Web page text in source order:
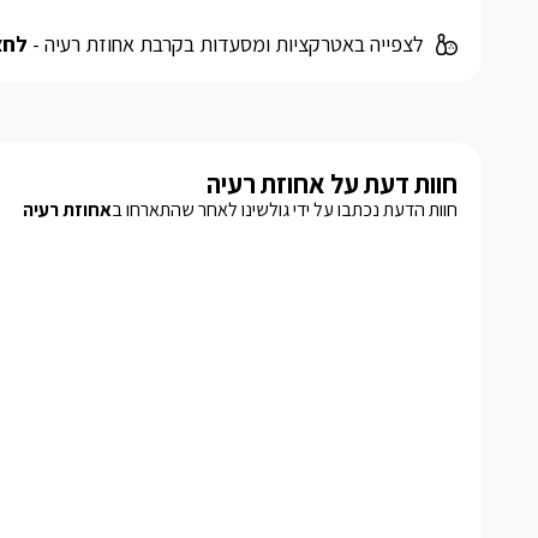
לצפייה באטרקציות ומסעדות בקרבת אחוזת רעיה -
חוות דעת על אחוזת רעיה
חוות הדעת נכתבו על ידי גולשינו לאחר שהתארחו באחוזת רעיה